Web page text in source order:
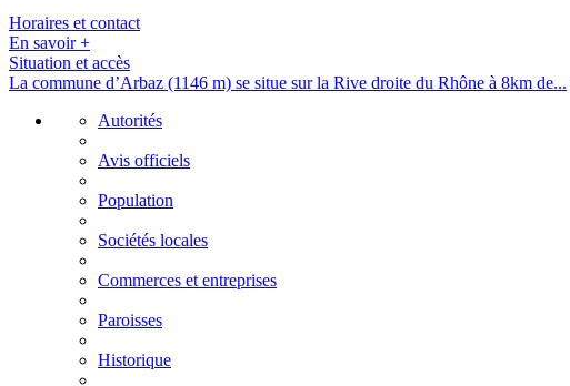
Horaires et contact
En savoir +
Situation et accès
La commune d’Arbaz (1146 m) se situe sur la Rive droite du Rhône à 8km de...
Autorités
Avis officiels
Population
Sociétés locales
Commerces et entreprises
Paroisses
Historique